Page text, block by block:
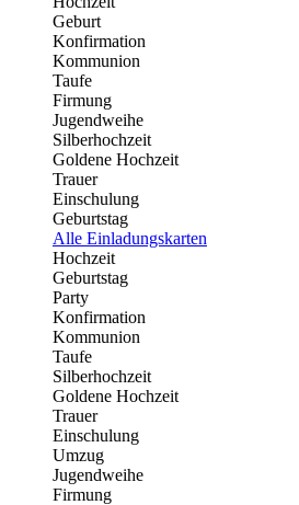
Geburt
Konfirmation
Kommunion
Taufe
Firmung
Jugendweihe
Silberhochzeit
Goldene Hochzeit
Trauer
Einschulung
Geburtstag
Alle Einladungskarten
Hochzeit
Geburtstag
Party
Konfirmation
Kommunion
Taufe
Silberhochzeit
Goldene Hochzeit
Trauer
Einschulung
Umzug
Jugendweihe
Firmung